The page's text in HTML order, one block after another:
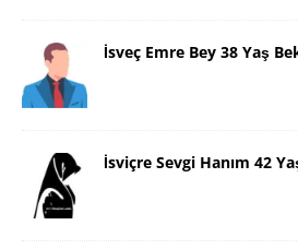
İsveç Emre Bey 38 Yaş
İsviçre Sevgi Hanım 42